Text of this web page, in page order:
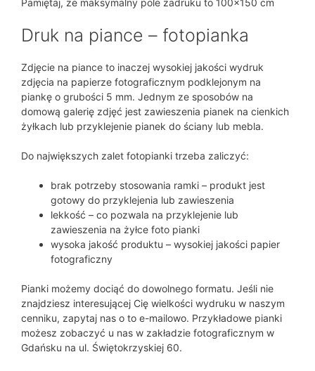
Pamiętaj, że maksymalny pole zadruku to 100×150 cm
Druk na piance – fotopianka
Zdjęcie na piance to inaczej wysokiej jakości wydruk
zdjęcia na papierze fotograficznym podklejonym na
piankę o grubości 5 mm. Jednym ze sposobów na
domową galerię zdjęć jest zawieszenia pianek na cienkich
żyłkach lub przyklejenie pianek do ściany lub mebla.
Do największych zalet fotopianki trzeba zaliczyć:
brak potrzeby stosowania ramki – produkt jest
gotowy do przyklejenia lub zawieszenia
lekkość – co pozwala na przyklejenie lub
zawieszenia na żyłce foto pianki
wysoka jakość produktu – wysokiej jakości papier
fotograficzny
Pianki możemy dociąć do dowolnego formatu. Jeśli nie
znajdziesz interesującej Cię wielkości wydruku w naszym
cenniku, zapytaj nas o to e-mailowo. Przykładowe pianki
możesz zobaczyć u nas w zakładzie fotograficznym w
Gdańsku na ul. Świętokrzyskiej 60.